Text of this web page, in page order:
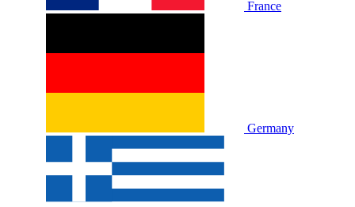
France
Germany